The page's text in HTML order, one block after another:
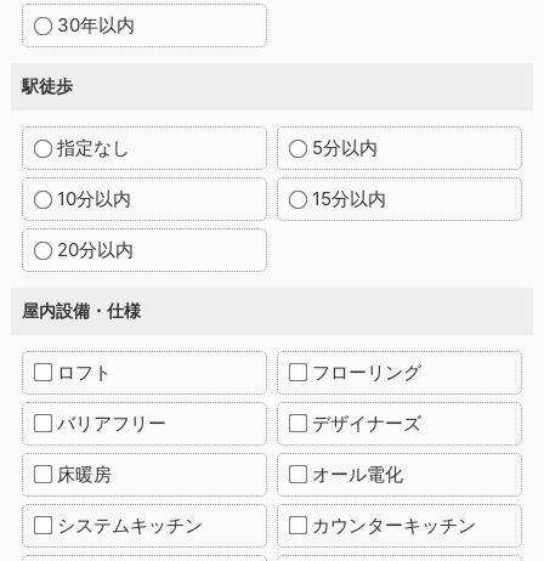
30年以内
駅徒歩
指定なし 5分以内
10分以内 15分以内
20分以内
屋内設備・仕様
ロフト フローリング
バリアフリー デザイナーズ
床暖房 オール電化
システムキッチン カウンターキッチン